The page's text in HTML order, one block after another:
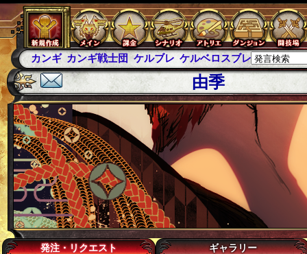
カンギ カンギ戦士団 ケルブレ ケルベロスブレイド スパ
由季
発注・リクエスト ギャラリー